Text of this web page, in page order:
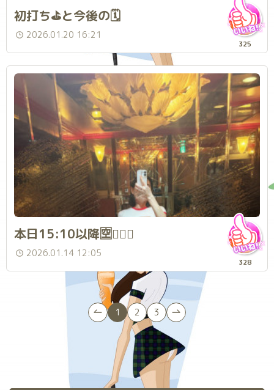
初打ち⛳️と今後の🗓️
2026.01.20 16:21
325
本日15:10以降🈳💁🏻‍♀️
2026.01.14 12:05
328
1 2 3